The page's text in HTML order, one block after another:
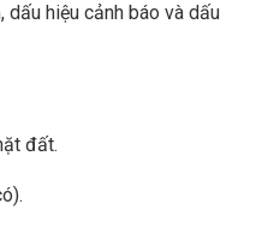
dấu hiệu cảnh báo và dấu
đất.